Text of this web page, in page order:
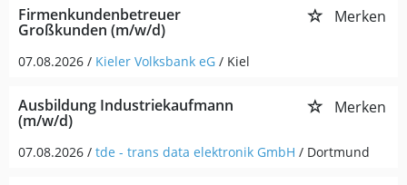
Firmenkundenbetreuer
Großkunden (m/w/d)
Merken
07.08.2026 / Kieler Volksbank eG / Kiel
Ausbildung Industriekaufmann
(m/w/d)
Merken
07.08.2026 / tde - trans data elektronik GmbH / Dortmund